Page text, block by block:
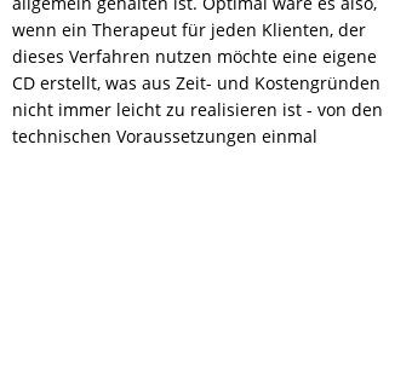
wenn ein Therapeut für jeden Klienten, der
dieses Verfahren nutzen möchte eine eigene
CD erstellt, was aus Zeit- und Kostengründen
nicht immer leicht zu realisieren ist - von den
technischen Voraussetzungen einmal